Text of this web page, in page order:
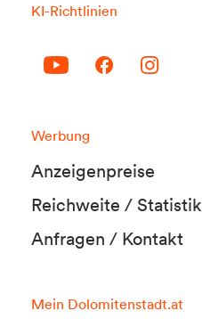
KI-Richtlinien
Werbung
Anzeigenpreise
Reichweite / Statistik
Anfragen / Kontakt
Mein Dolomitenstadt.at